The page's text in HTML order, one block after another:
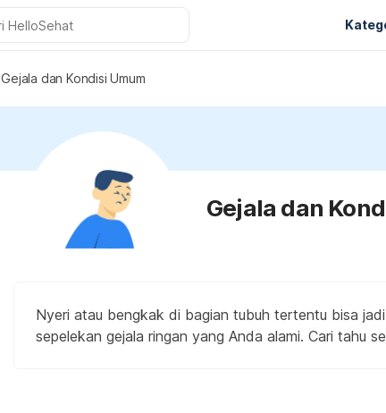
Gejala dan Kondisi Umum
Gejala dan
Nyeri atau bengkak di bagian tubuh tertentu bisa
sepelekan gejala ringan yang Anda alami. Cari tahu